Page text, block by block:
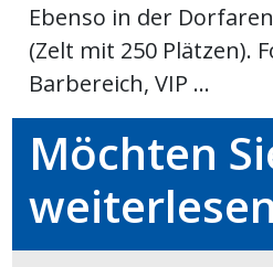
Ebenso in der
(Zelt mit 250 Plätzen).
Barbereich, VIP ...
Möchten